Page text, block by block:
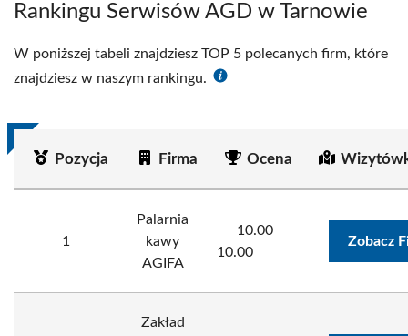
Rankingu Serwisów AGD w Tarnowie
W poniższej tabeli znajdziesz TOP 5 polecanych firm, które
znajdziesz w naszym rankingu.
Pozycja Firma Ocena
1
Palarnia
kawy
AGIFA
10.00
10.00
Zobacz
Zakład